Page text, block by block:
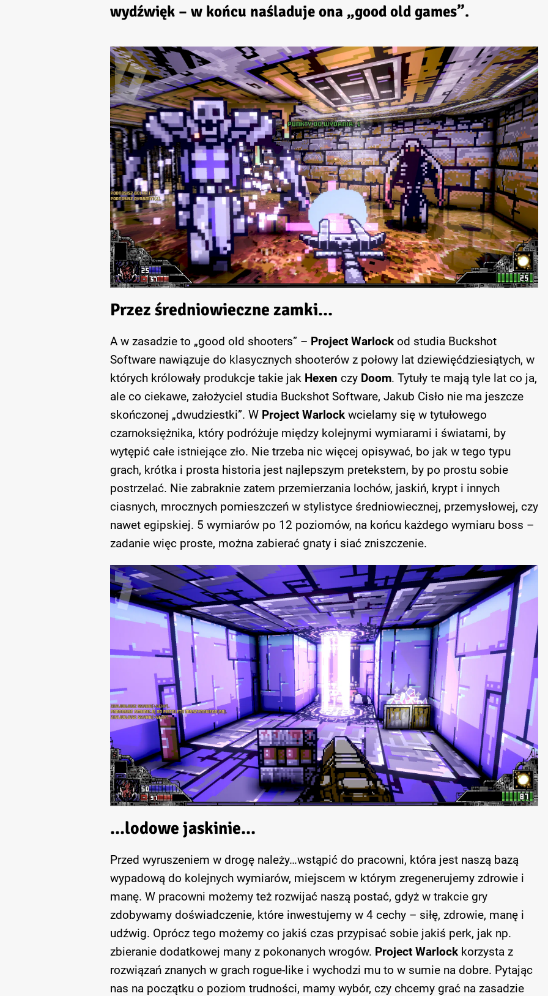
wydźwięk – w końcu naśladuje ona „good old games”.
Przez średniowieczne zamki…
A w zasadzie to „good old shooters” – Project Warlockod studia Buckshot
Software nawiązuje do klasycznych shooterów z połowy lat dziewięćdziesiątych, w
których królowały produkcje takie jak Hexen czy Doom. Tytuły te mają tyle lat co ja,
ale co ciekawe, założyciel studia Buckshot Software, Jakub Cisło nie ma jeszcze
skończonej „dwudziestki”. W Project Warlockwcielamy się w tytułowego
czarnoksiężnika, który podróżuje między kolejnymi wymiarami i światami, by
wytępić całe istniejące zło. Nie trzeba nic więcej opisywać, bo jak w tego typu
grach, krótka i prosta historia jest najlepszym pretekstem, by po prostu sobie
postrzelać. Nie zabraknie zatem przemierzania lochów, jaskiń, krypt i innych
ciasnych, mrocznych pomieszczeń w stylistyce średniowiecznej, przemysłowej, czy
nawet egipskiej. 5 wymiarów po 12 poziomów, na końcu każdego wymiaru boss –
zadanie więc proste, można zabierać gnaty i siać zniszczenie.
…lodowe jaskinie…
Przed wyruszeniem w drogę należy…wstąpić do pracowni, która jest naszą bazą
wypadową do kolejnych wymiarów, miejscem w którym zregenerujemy zdrowie i
manę. W pracowni możemy też rozwijać naszą postać, gdyż w trakcie gry
zdobywamy doświadczenie, które inwestujemy w 4 cechy – siłę, zdrowie, manę i
udźwig. Oprócz tego możemy co jakiś czas przypisać sobie jakiś perk, jak np.
zbieranie dodatkowej many z pokonanych wrogów. Project Warlockkorzysta z
rozwiązań znanych w grach rogue-like i wychodzi mu to w sumie na dobre. Pytając
nas na początku o poziom trudności, mamy wybór, czy chcemy grać na zasadzie